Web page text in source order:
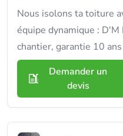
Nous isolons ta toiture
équipe dynamique : D'M
chantier, garantie 10
Demander un
devis